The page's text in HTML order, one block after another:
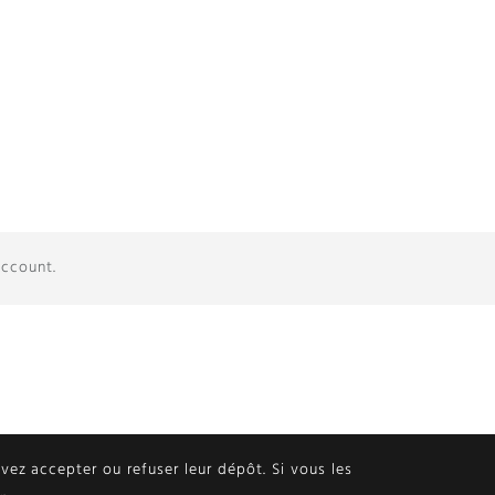
accepter ou refuser leur dépôt. Si vous les